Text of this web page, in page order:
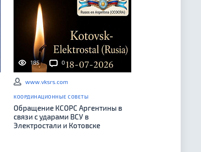
185 0
www.vksrs.com
КООРДИНАЦИОННЫЕ СОВЕТЫ
Обращение КСОРС Аргентины в
связи с ударами ВСУ в
Электростали и Котовске